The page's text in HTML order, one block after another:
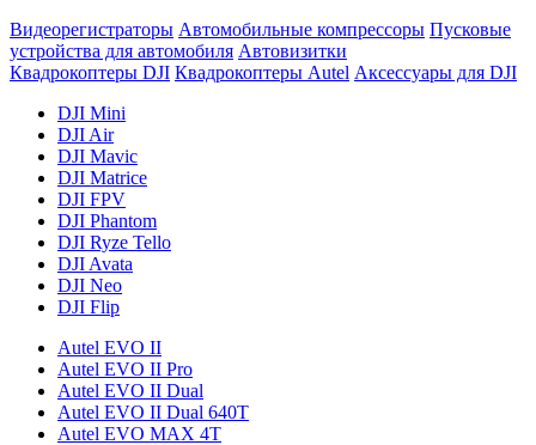
Видеорегистраторы Автомобильные компрессоры Пусковые
устройства для автомобиля Автовизитки
Квадрокоптеры DJI Квадрокоптеры Autel Аксессуары для DJI
DJI Mini
DJI Air
DJI Mavic
DJI Matrice
DJI FPV
DJI Phantom
DJI Ryze Tello
DJI Avata
DJI Neo
DJI Flip
Autel EVO II
Autel EVO II Pro
Autel EVO II Dual
Autel EVO II Dual 640T
Autel EVO MAX 4T